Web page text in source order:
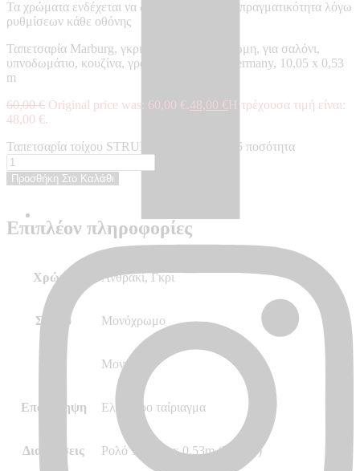
Τα χρώματα ενδέχεται να διαφέρουν από την πραγματικότητα λόγω
ρυθμίσεων κάθε οθόνης
Ταπετσαρία Marburg, γκρι, ανθρακί, μονόχρωμη, για σαλόνι,
υπνοδωμάτιο, κουζίνα, γραφείο – Made in Germany, 10,05 x 0,53
m
60,00€ Original price was: 60,00 €.48,00 €Η τρέχουσα τιμή είναι:
48,00 €.
Ταπετσαρία τοίχου STRUKTURA - ST45775 ποσότητα
Προσθήκη Στο Καλάθι
Επιπλέον πληροφορίες
Χρώμα Ανθρακί, Γκρι
Σχέδιο Μονόχρωμο
Μοντέρνο
Επανάληψη Ελεύθερο ταίριαγμα
Διαστάσεις Ρολό 10.05m x 0.53m (5.32m²)